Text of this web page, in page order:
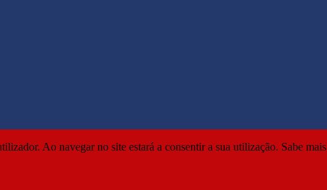
Ao navegar no site estará a consentir a sua utilização. Sabe mais